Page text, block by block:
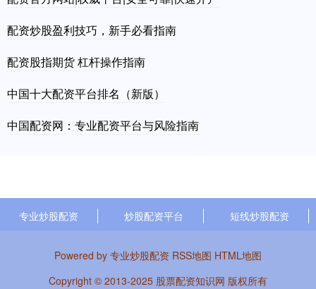
配资炒股盈利技巧，新手必看指南
配资股指期货 杠杆操作指南
中国十大配资平台排名（新版）
中国配资网：专业配资平台与风险指南
专业炒股配资 炒股配资平台 短线炒股配资
Powered by 专业炒股配资 RSS地图 HTML地图
Copyright © 2013-2025 股票配资知识网 版权所有